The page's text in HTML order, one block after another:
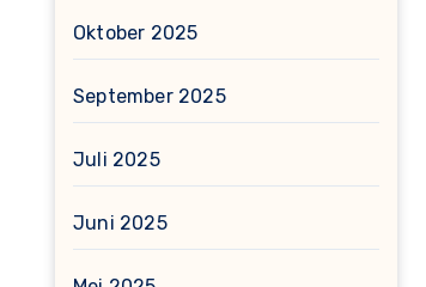
Oktober 2025
September 2025
Juli 2025
Juni 2025